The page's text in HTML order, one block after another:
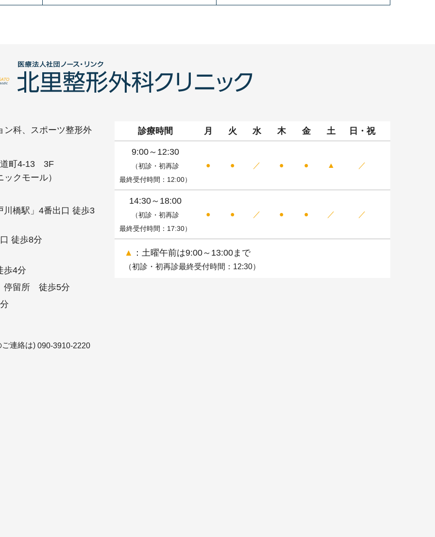
ン科、スポーツ整形外
道町4-13 3F
クモール）
川橋駅」4番出口 徒歩3
徒歩8分
歩4分
停留所 徒歩5分
分
連絡は) 090-3910-2220
▲ ：土曜午前は9:00～13:00まで
（初診・初再診最終受付時間：12:30）
診療時間 月 火 水 木 金 土 日 ・ 祝
9:00～12:30
（初診・初再診
最終受付時間：12:00）
● ● ／ ● ● ▲ ／
14:30～18:00
（初診・初再診
最終受付時間：17:30）
● ● ／ ● ● ／ ／